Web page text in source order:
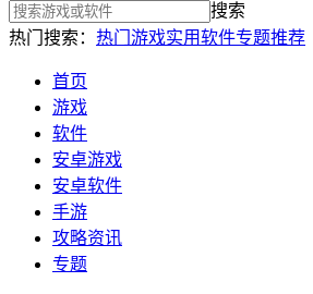
搜索
热门搜索： 热门游戏实用软件专题推荐
首页
游戏
软件
安卓游戏
安卓软件
手游
攻略资讯
专题